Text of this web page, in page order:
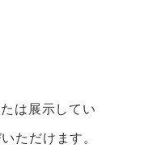
は展示してい
ただけます。